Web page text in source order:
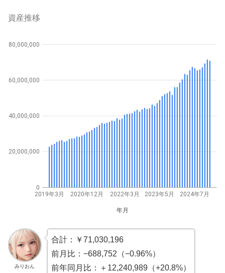
資産推移
2019年3月 2020年12月 2022年3月 2023年5月 2024年7月
年月
0
20,000,000
40,000,000
60,000,000
80,000,000
みりおん
合計：￥71,030,196
前月比：−688,752（−0.96%）
前年同月比：＋12,240,989（+20.8%）